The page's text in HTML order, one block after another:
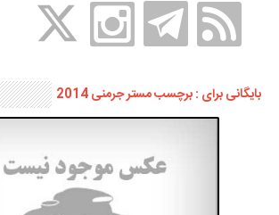
بایگانی برای : برچسب مستر جرمنی 2014